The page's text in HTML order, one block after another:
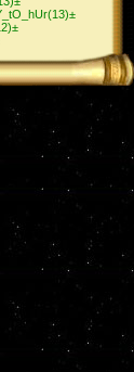
(13)±
±